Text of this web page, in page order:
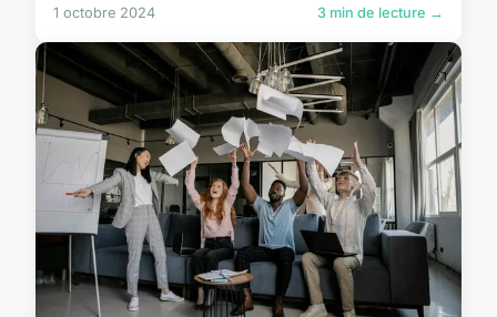
1 octobre 2024 3 min de lecture →